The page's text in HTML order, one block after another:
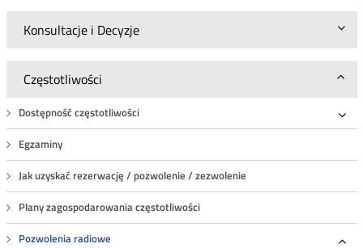
Konsultacje i Decyzje
Częstotliwości
Dostępność częstotliwości
Egzaminy
Jak uzyskać rezerwację / pozwolenie / zezwolenie
Plany zagospodarowania częstotliwości
Pozwolenia radiowe